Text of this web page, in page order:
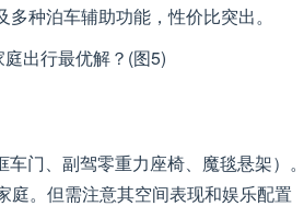
种泊车辅助功能，性价比突出。
门、副驾零重力座椅、魔毯悬架）。
庭。但需注意其空间表现和娱乐配置